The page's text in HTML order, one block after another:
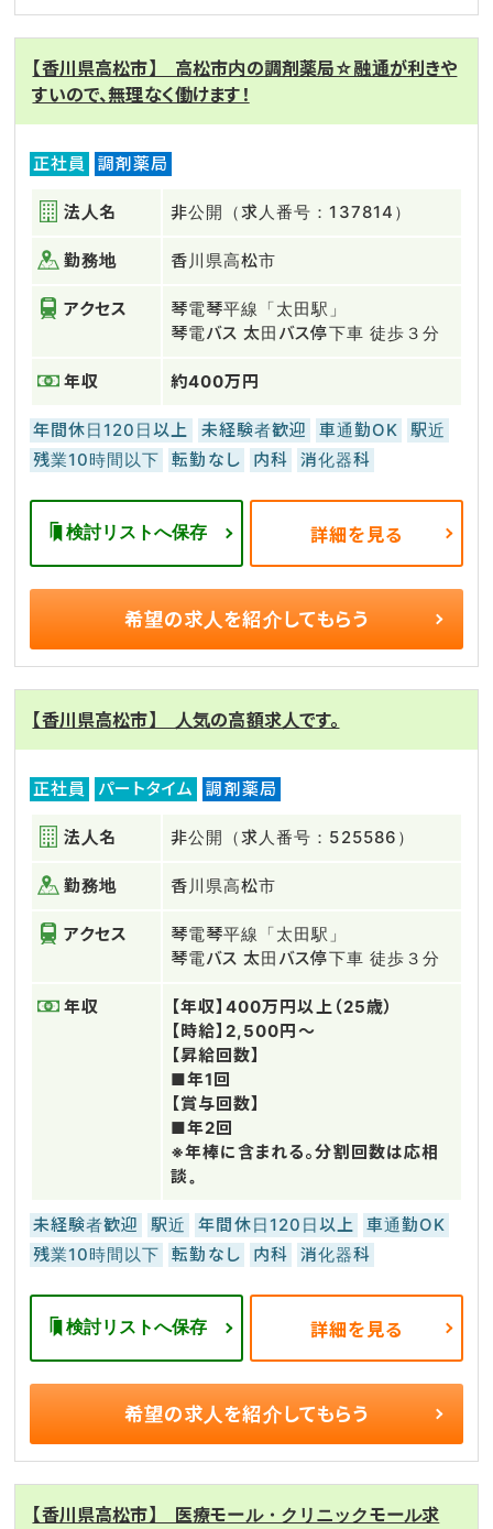
【香川県高松市】 高松市内の調剤薬局☆融通が利きや
すいので、無理なく働けます！
正社員 調剤薬局
法人名 非公開（求人番号：137814）
勤務地 香川県高松市
アクセス
琴電琴平線「太田駅」
琴電バス 太田バス停下車 徒歩３分
年収 約400万円
年間休日120日以上 未経験者歓迎 車通勤OK
駅近
残業10時間以下
転勤なし 内科 消化器科
検討リストへ保存 詳細を見る
希望の求人を紹介してもらう
【香川県高松市】 人気の高額求人です。
正社員 パートタイム 調剤薬局
法人名 非公開（求人番号：525586）
勤務地 香川県高松市
アクセス
琴電琴平線「太田駅」
琴電バス 太田バス停下車 徒歩３分
年収
【年収】400万円以上（25歳）
【時給】2,500円～
【昇給回数】
■年1回
【賞与回数】
■年2回
※年棒に含まれる。分割回数は応相
談。
未経験者歓迎 駅近 年間休日120日以上
車通勤OK
残業10時間以下
転勤なし 内科 消化器科
検討リストへ保存 詳細を見る
希望の求人を紹介してもらう
【香川県高松市】 医療モール・クリニックモール求